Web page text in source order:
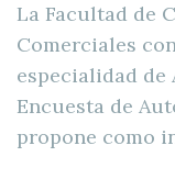
La Facultad de
Comerciales
especialidad de
Encuesta de
propone como